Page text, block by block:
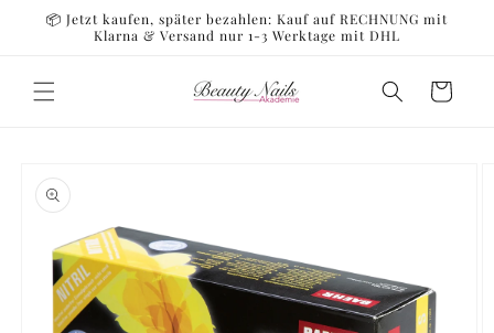
zum
📦 Jetzt kaufen, später bezahlen: Kauf auf RECHNUNG mit
Klarna & Versand nur 1-3 Werktage mit DHL
Warenkorb